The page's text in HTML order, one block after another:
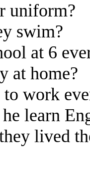
uniform?
swim?
at 6
at home?
work
learn
lived